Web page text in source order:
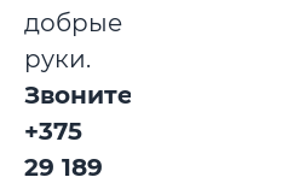
добрые
руки.
Звоните:
+375
29 189